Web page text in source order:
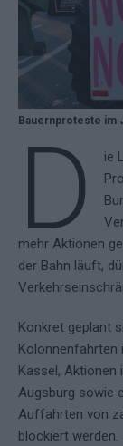
Bauernproteste im
D
ie
mehr Aktionen
der Bahn läuft,
Konkret geplant
Kolonnenfahrten
Kassel, Aktionen
Augsburg sowie
Auffahrten von
blockiert werden.